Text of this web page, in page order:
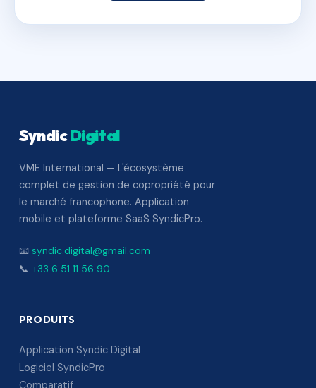
SyndicDigital
VME International — L'écosystème
complet de gestion de copropriété pour
le marché francophone. Application
mobile et plateforme SaaS SyndicPro.
📧 syndic.digital@gmail.com
📞 +33 6 51 11 56 90
PRODUITS
Application Syndic Digital
Logiciel SyndicPro
Comparatif